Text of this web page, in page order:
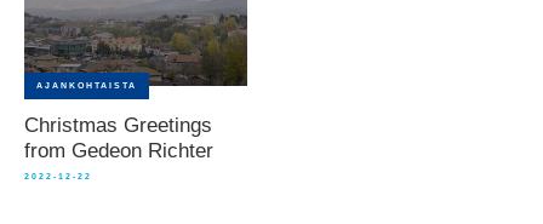
AJANKOHTAISTA
Christmas Greetings
from Gedeon Richter
2022-12-22